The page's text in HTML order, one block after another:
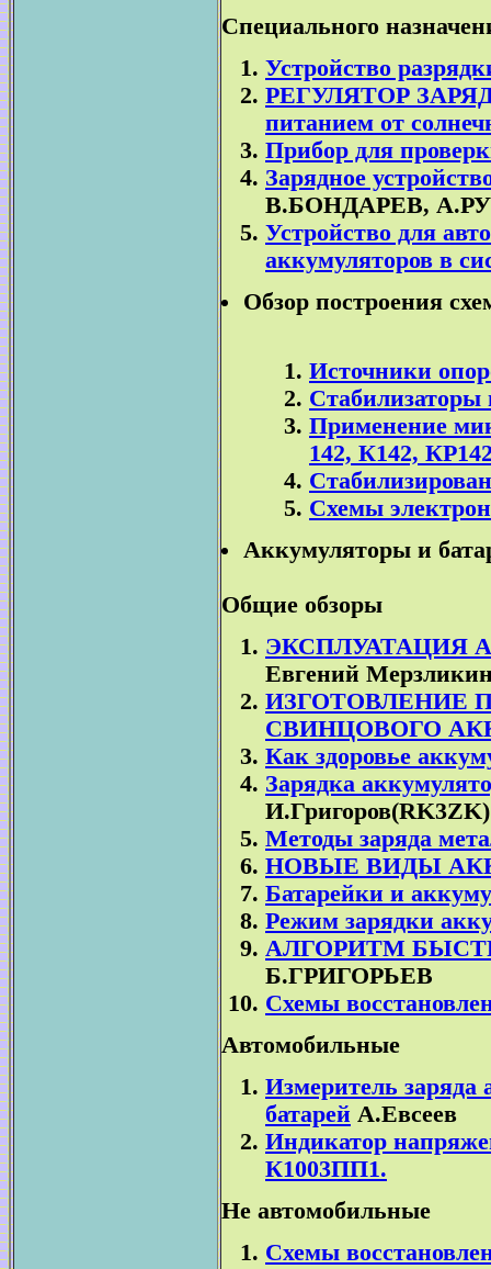
Специального
Устройство
РЕГУЛЯТОР
питанием от
Прибор для
Зарядное
В.БОНДАРЕВ,
Устройство для
аккумуляторов в
Обзор построения
Источники
Применение
142, К142,
Схемы
Аккумуляторы и
Общие обзоры
ЭКСПЛУАТАЦИЯ
Евгений
ИЗГОТОВЛЕНИЕ
СВИНЦОВОГО
Как здоровье
Зарядка
И.Григоров(RK3ZK)
Методы заряда
НОВЫЕ ВИДЫ
Батарейки и
Режим зарядки
АЛГОРИТМ
Б.ГРИГОРЬЕВ
Схемы
Автомобильные
Измеритель
батарей А.Евсеев
Индикатор
К1003ПП1.
Не автомобильные
Схемы